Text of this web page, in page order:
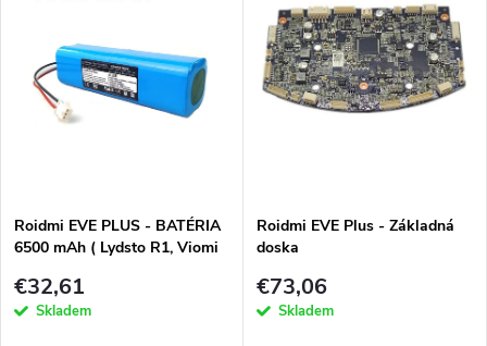
Roidmi EVE PLUS - BATÉRIA
6500 mAh ( Lydsto R1, Viomi
€32,61
Skladem
Roidmi EVE Plus - Základná
doska
€73,06
Skladem